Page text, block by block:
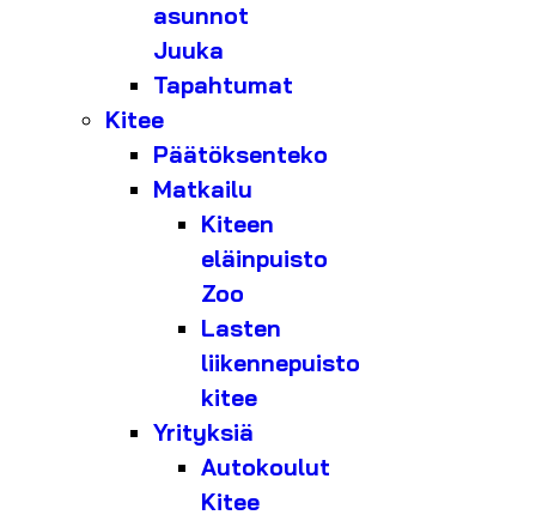
asunnot
Juuka
Tapahtumat
Kitee
Päätöksenteko
Matkailu
Kiteen
eläinpuisto
Zoo
Lasten
liikennepuisto
kitee
Yrityksiä
Autokoulut
Kitee